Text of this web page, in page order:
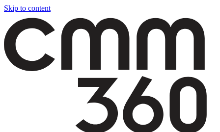
Skip to content